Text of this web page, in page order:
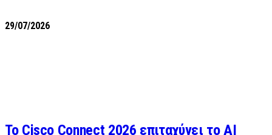
29/07/2026
Το Cisco Connect 2026 επιταχύνει το AI